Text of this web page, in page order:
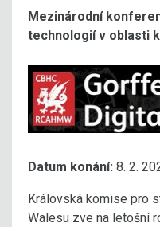
Mezinárodní
technologií v oblasti
Datum konání: 8. 2.
Královská komise pro
Walesu zve na letošní